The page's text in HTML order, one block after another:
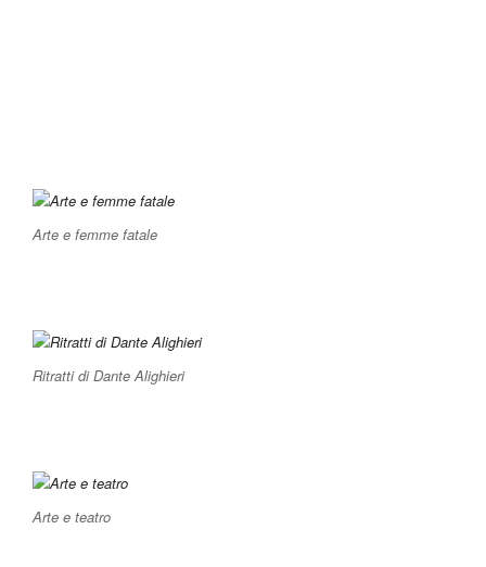
Arte e femme fatale
Ritratti di Dante Alighieri
Arte e teatro